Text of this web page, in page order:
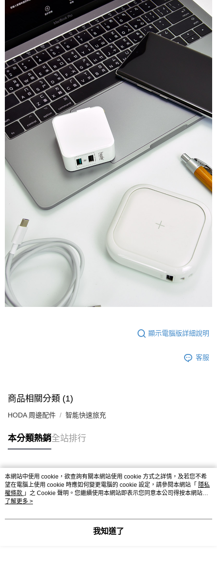
顯示電腦版詳細說明
客服
商品相關分類 (1)
HODA 周邊配件 智能快速旅充
本分類熱銷全站排行
熱門標籤
本網站中使用 cookie，欲查詢有關本網站使用 cookie 方式之詳情，及若您不希
望在電腦上使用 cookie 時應如何變更電腦的 cookie 設定，請參閱本網站「 隱私
權條款 」之 Cookie 聲明。您繼續使用本網站即表示您同意本公司得按本網站使
用條款之 Cookie 聲明使用 cookie。
了解更多 >
我知道了